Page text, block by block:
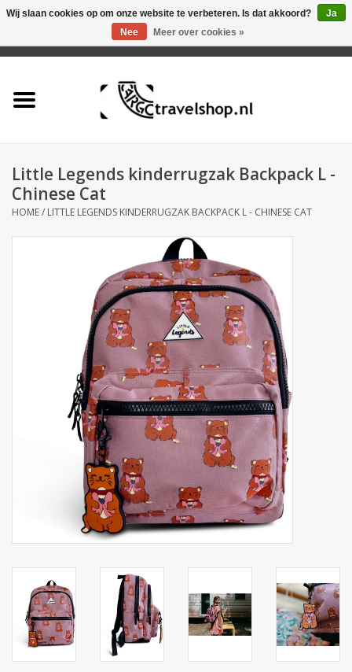
Tas
Rugtas
Secrid portemonnee
Little Legends kinderrugzak Backpack L -
Chinese Cat
HOME/ LITTLE LEGENDS KINDERRUGZAK BACKPACK L - CHINESE CAT
Wij slaan cookies op om onze website te verbeteren. Is dat akkoord?
Ja
Nee
Meer over cookies »